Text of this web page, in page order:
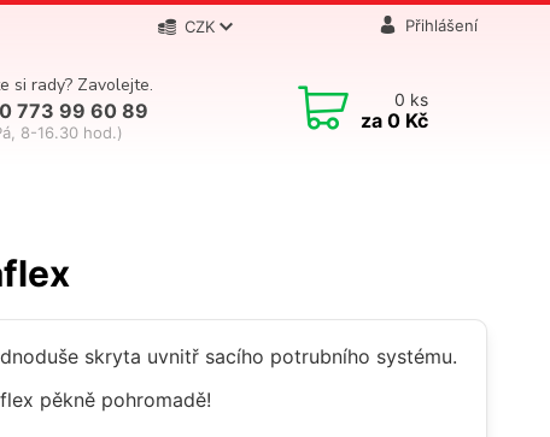
CZK Přihlášení
si rady? Zavolejte.
773 99 60 89
8-16.30 hod.)
0 ks
za0 Kč
skryta uvnitř sacího potrubního systému.
pěkně pohromadě!